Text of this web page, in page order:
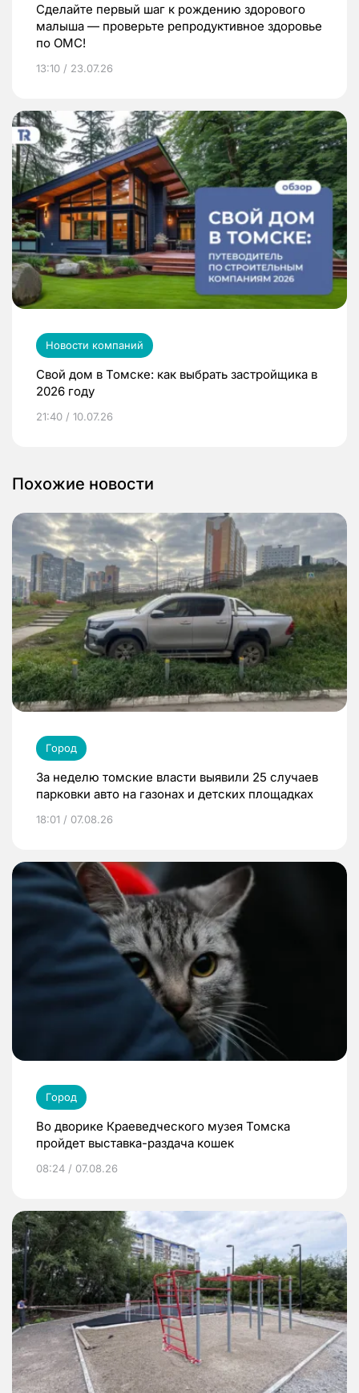
Сделайте первый шаг к рождению здорового
малыша — проверьте репродуктивное здоровье
по ОМС!
13:10 / 23.07.26
Новости компаний
Свой дом в Томске: как выбрать застройщика в
2026 году
21:40 / 10.07.26
Похожие новости
Город
За неделю томские власти выявили 25 случаев
парковки авто на газонах и детских площадках
18:01 / 07.08.26
Город
Во дворике Краеведческого музея Томска
пройдет выставка-раздача кошек
08:24 / 07.08.26